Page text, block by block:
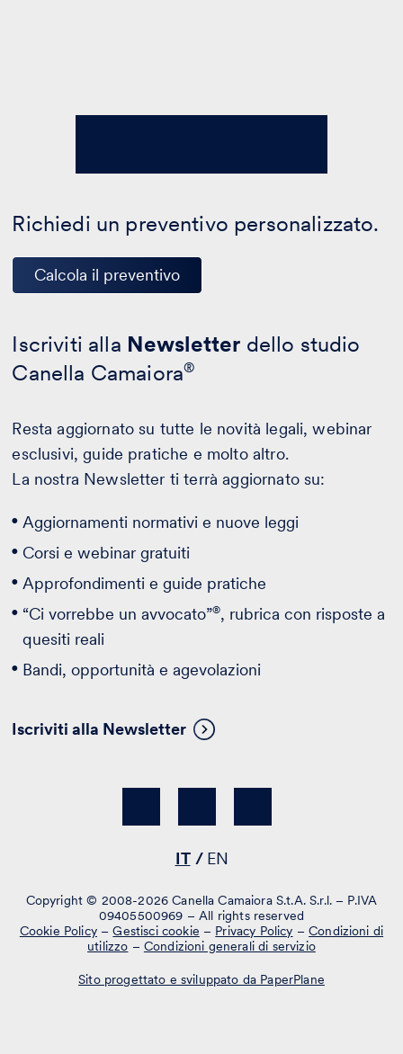
Richiedi un preventivo personalizzato.
Calcola il preventivo
Iscriviti alla Newsletter dello studio
Canella Camaiora®
Resta aggiornato su tutte le novità legali, webinar
esclusivi, guide pratiche e molto altro.
La nostra Newsletter ti terrà aggiornato su:
Aggiornamenti normativi e nuove leggi
Corsi e webinar gratuiti
Approfondimenti e guide pratiche
“Ci vorrebbe un avvocato”®, rubrica con risposte a
quesiti reali
Bandi, opportunità e agevolazioni
Iscriviti alla Newsletter
IT EN
Copyright © 2008-2026 Canella Camaiora S.t.A. S.r.l. – P.IVA
09405500969 – All rights reserved
Cookie Policy–Gestisci cookie – Privacy Policy –Condizioni di
utilizzo – Condizioni generali di servizio
Sito progettato e sviluppato da PaperPlane